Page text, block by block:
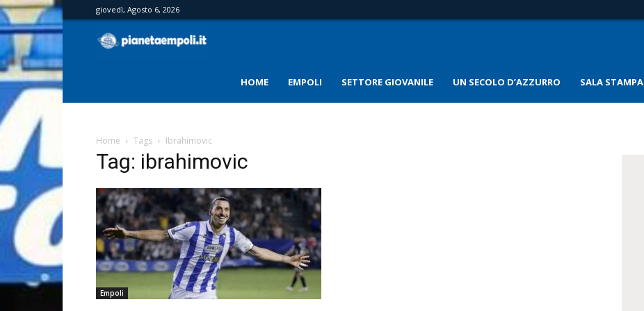
giovedì, Agosto 6, 2026
HOME EMPOLI SETTORE GIOVANILE UN SECOLO D’AZZURRO SALA STAMPA
Home Tags Ibrahimovic
Tag: ibrahimovic
Empoli